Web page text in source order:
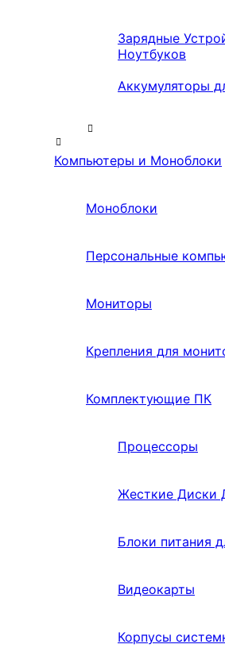
Зарядные
Ноутбуков
Аккумуляторы
Компьютеры и Моноблоки
Моноблоки
Персональные
Мониторы
Крепления для
Комплектующие ПК
Процессоры
Жесткие Диски
Блоки питания
Видеокарты
Корпусы